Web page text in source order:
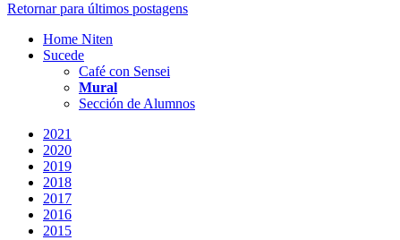
Retornar para últimos postagens
Home Niten
Sucede
Café con Sensei
Mural
Sección de Alumnos
2021
2020
2019
2018
2017
2016
2015